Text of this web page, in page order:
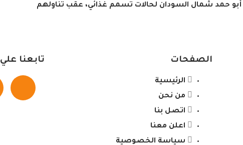
حمد شمال السودان لحالات تسمم غذائي، عقب تناولهم
الصفحات
الرئيسية
من نحن
اتصل بنا
اعلن معنا
سياسة الخصوصية
تابعنا علي